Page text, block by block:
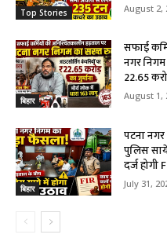
Top Stories August 2,
बिहार
सफाई
नगर
₹22.65
August 1,
बिहार
पटना
पुलिस
दर्ज होगी
July 31,